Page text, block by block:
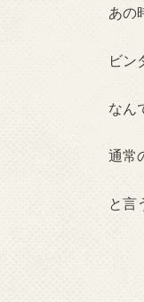
あの
ビン
なん
通常
と言